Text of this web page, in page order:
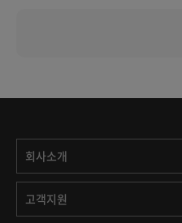
회사소개
고객지원